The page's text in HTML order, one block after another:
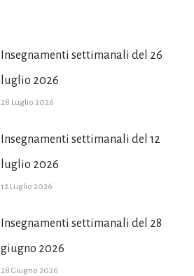
Insegnamenti settimanali del 26
luglio 2026
28 Luglio 2026
Insegnamenti settimanali del 12
luglio 2026
12 Luglio 2026
Insegnamenti settimanali del 28
giugno 2026
28 Giugno 2026